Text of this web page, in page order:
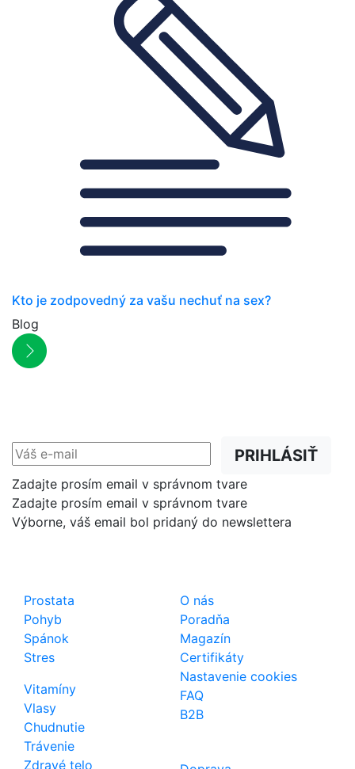
Kto je zodpovedný za vašu nechuť na sex?
Blog
PRIHLÁSIŤ
Zadajte prosím email v správnom tvare
Zadajte prosím email v správnom tvare
Výborne, váš email bol pridaný do newslettera
Prostata
Pohyb
Spánok
Stres
Vitamíny
Vlasy
Chudnutie
Trávenie
Zdravé telo
O nás
Poradňa
Magazín
Certifikáty
Nastavenie cookies
FAQ
B2B